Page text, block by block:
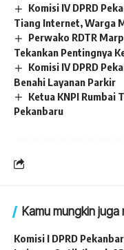
Komisi IV DPRD
Tiang Internet, Warga
Perwako RDTR
Tekankan Pentingnya
Komisi IV DPRD
Benahi Layanan Parkir
Ketua KNPI Rumbai
Pekanbaru
Kamu mungkin juga
Komisi I DPRD